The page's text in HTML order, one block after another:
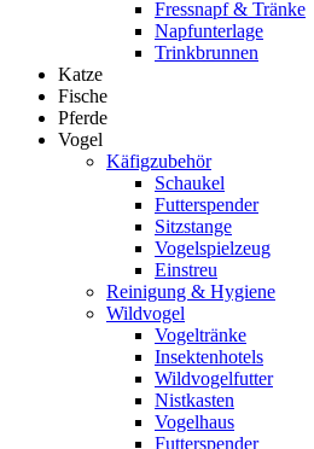
Fressnapf & Tränke
Napfunterlage
Trinkbrunnen
Katze
Fische
Pferde
Vogel
Käfigzubehör
Schaukel
Futterspender
Sitzstange
Vogelspielzeug
Einstreu
Reinigung & Hygiene
Wildvogel
Vogeltränke
Insektenhotels
Wildvogelfutter
Nistkasten
Vogelhaus
Futterspender